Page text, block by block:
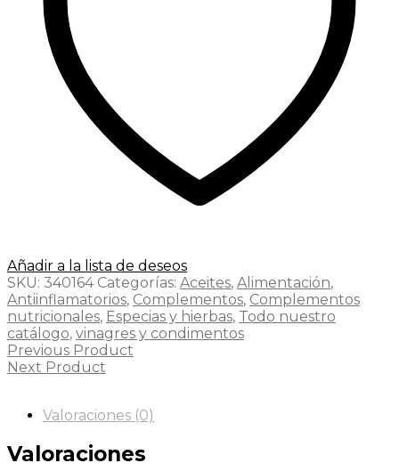
Añadir a la lista de deseos
SKU: 340164 Categorías: Aceites, Alimentación,
Antiinflamatorios, Complementos, Complementos
nutricionales, Especias y hierbas, Todo nuestro
catálogo, vinagres y condimentos
Previous Product
Next Product
Valoraciones (0)
Valoraciones